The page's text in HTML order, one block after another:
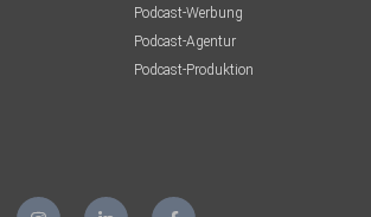
Podcast-Werbung
Podcast-Agentur
Podcast-Produktion